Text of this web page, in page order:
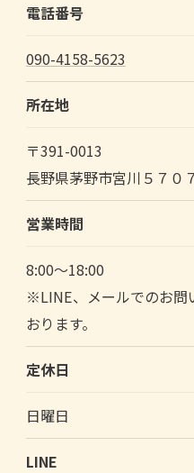
電話番号
090-4158-5623
所在地
〒391-0013
長野県茅野市宮川５７０
営業時間
8:00～18:00
※LINE、メールでのお問
おります。
定休日
日曜日
LINE
ご相